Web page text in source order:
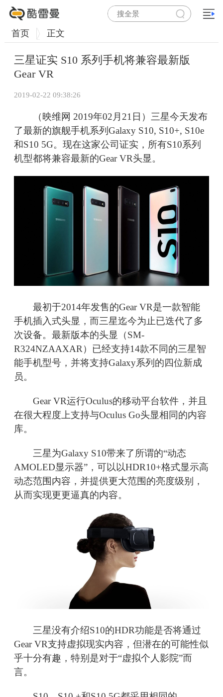
首页 正文
三星证实 S10 系列手机将兼容最新版
Gear VR
2019-02-22 09:38:26
（映维网 2019年02月21日）三星今天发布
了最新的旗舰手机系列Galaxy S10, S10+, S10e
和S10 5G。现在这家公司证实，所有S10系列
机型都将兼容最新的Gear VR头显。
最初于2014年发售的Gear VR是一款智能
手机插入式头显，而三星迄今为止已迭代了多
次设备。最新版本的头显（SM-
R324NZAAXAR）已经支持14款不同的三星智
能手机型号，并将支持Galaxy系列的四位新成
员。
Gear VR运行Oculus的移动平台软件，并且
在很大程度上支持与Oculus Go头显相同的内容
库。
三星为Galaxy S10带来了所谓的“动态
AMOLED显示器”，可以以HDR10+格式显示高
动态范围内容，并提供更大范围的亮度级别，
从而实现更更逼真的内容。
三星没有介绍S10的HDR功能是否将通过
Gear VR支持虚拟现实内容，但潜在的可能性似
乎十分有趣，特别是对于“虚拟个人影院”而
言。